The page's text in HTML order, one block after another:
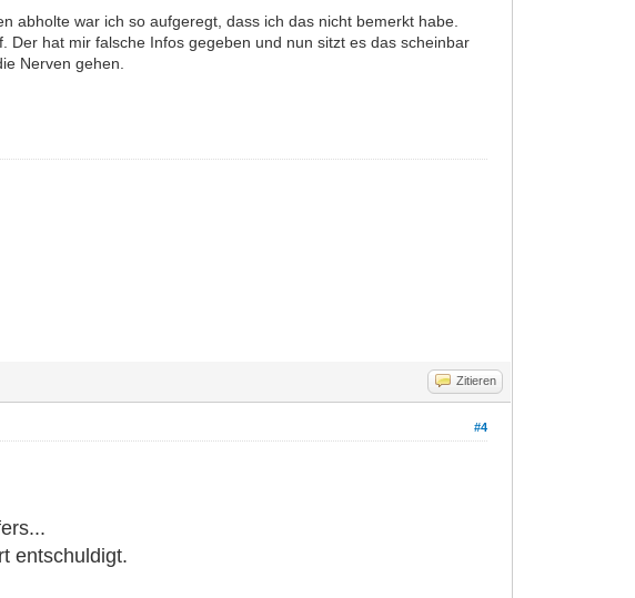
abholte war ich so aufgeregt, dass ich das nicht bemerkt habe.
hat mir falsche Infos gegeben und nun sitzt es das scheinbar
Nerven gehen.
Zitieren
#4
entschuldigt.